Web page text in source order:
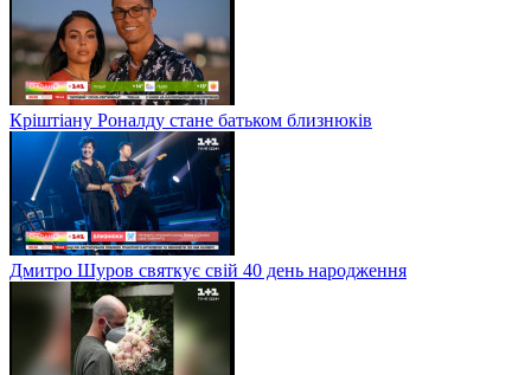
Кріштіану Роналду стане батьком близнюків
Дмитро Шуров святкує свій 40 день народження